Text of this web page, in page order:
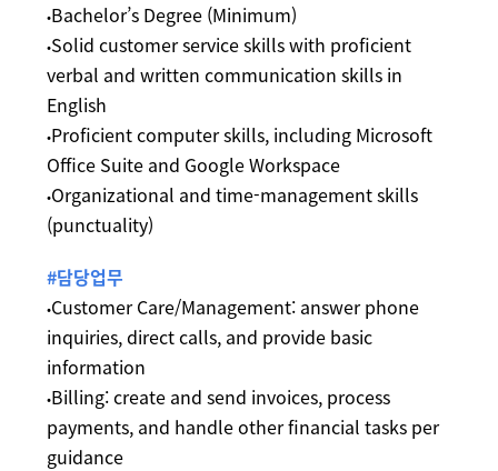
•Bachelor’s Degree (Minimum)
•Solid customer service skills with proficient
verbal and written communication skills in
English
•Proficient computer skills, including Microsoft
Office Suite and Google Workspace
•Organizational and time-management skills
(punctuality)
#담당업무
•Customer Care/Management: answer phone
inquiries, direct calls, and provide basic
information
•Billing: create and send invoices, process
payments, and handle other financial tasks per
guidance